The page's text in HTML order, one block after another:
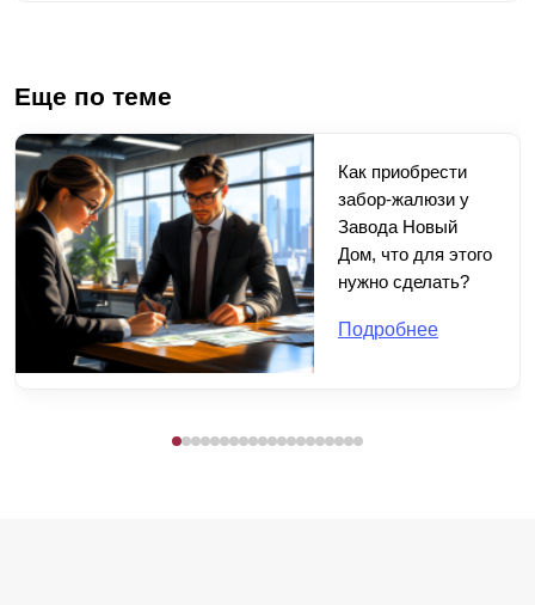
Еще по теме
Как приобрести
забор-жалюзи у
Завода Новый
Дом, что для этого
нужно сделать?
Подробнее